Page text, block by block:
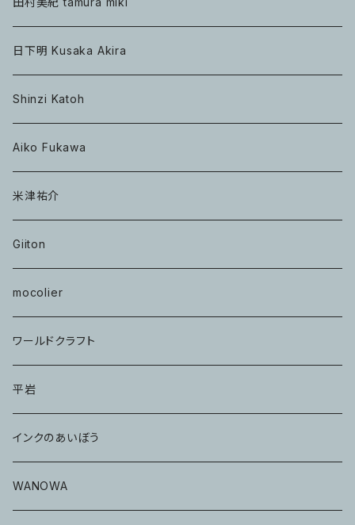
日下明 Kusaka Akira
Shinzi Katoh
Aiko Fukawa
米津祐介
Giiton
mocolier
ワールドクラフト
平岩
インクのあいぼう
WANOWA